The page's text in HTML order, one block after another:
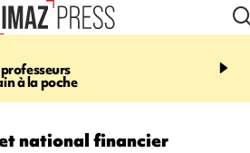
à la poche
08:37
La flamme
national financier